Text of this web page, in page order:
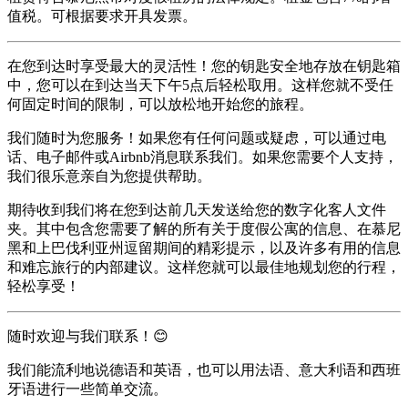
值税。可根据要求开具发票。
在您到达时享受最大的灵活性！您的钥匙安全地存放在钥匙箱
中，您可以在到达当天下午5点后轻松取用。这样您就不受任
何固定时间的限制，可以放松地开始您的旅程。
我们随时为您服务！如果您有任何问题或疑虑，可以通过电
话、电子邮件或Airbnb消息联系我们。如果您需要个人支持，
我们很乐意亲自为您提供帮助。
期待收到我们将在您到达前几天发送给您的数字化客人文件
夹。其中包含您需要了解的所有关于度假公寓的信息、在慕尼
黑和上巴伐利亚州逗留期间的精彩提示，以及许多有用的信息
和难忘旅行的内部建议。这样您就可以最佳地规划您的行程，
轻松享受！
随时欢迎与我们联系！😊
我们能流利地说德语和英语，也可以用法语、意大利语和西班
牙语进行一些简单交流。